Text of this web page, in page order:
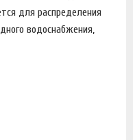
для распределения
водоснабжения,